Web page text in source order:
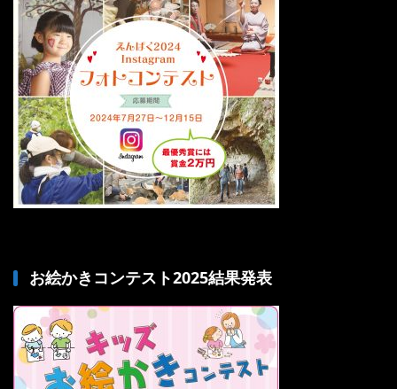
お絵かきコンテスト2025結果発表